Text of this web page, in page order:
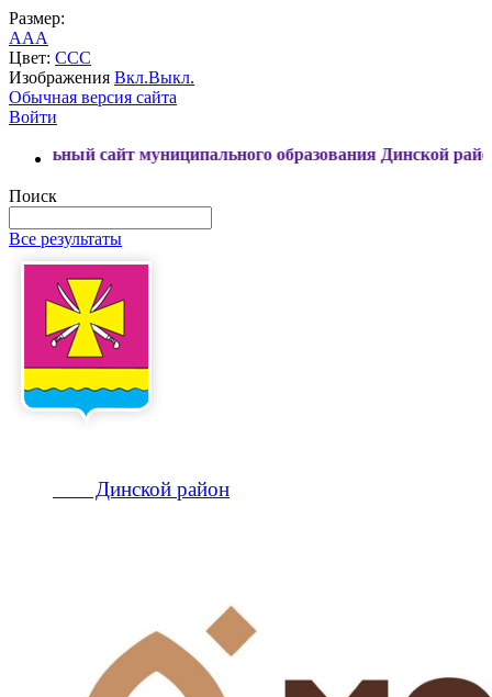
Размер:
AAA
Цвет: CCC
Изображения Вкл.Выкл.
Обычная версия сайта
Войти
муниципального образования Динской район
Поиск
Все результаты
Динской район